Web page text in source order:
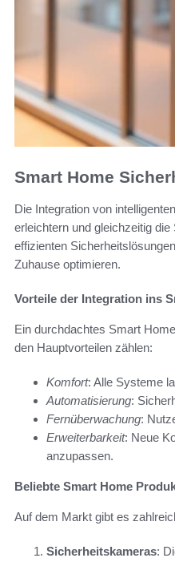
Smart Home
Die Integration von
erleichtern und gleichzeitig
effizienten
Zuhause optimieren.
Vorteile der Integration ins
Ein durchdachtes Smart
den Hauptvorteilen zählen:
Komfort: Alle Systeme
Automatisierung:
Fernüberwachung:
Erweiterbarkeit: Neue
anzupassen.
Beliebte Smart Home
Auf dem Markt gibt es
Sicherheitskameras: